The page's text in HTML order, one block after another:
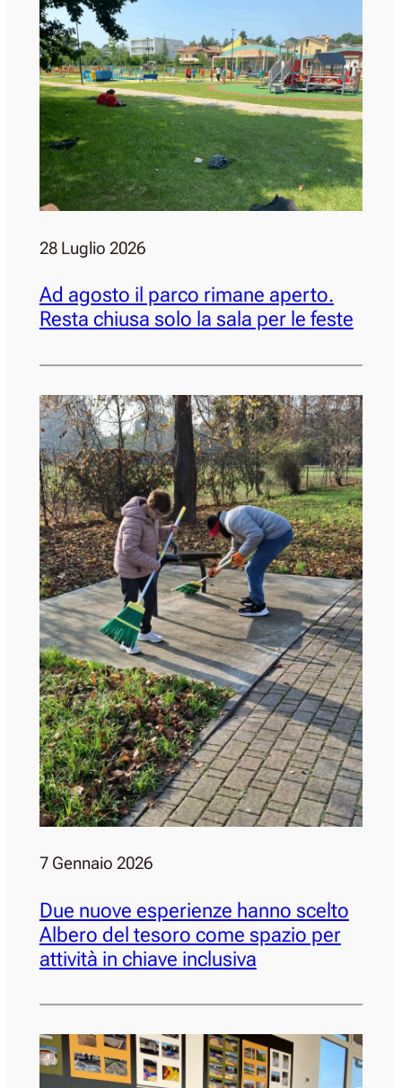
28 Luglio 2026
Ad agosto il parco rimane aperto.
Resta chiusa solo la sala per le feste
7 Gennaio 2026
Due nuove esperienze hanno scelto
Albero del tesoro come spazio per
attività in chiave inclusiva